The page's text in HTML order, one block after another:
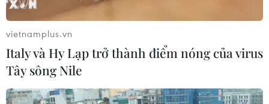
pháp luật không còn phù hợp
06/08/2026 09:59
Thanh Hóa dự kiến bắn pháo hoa vào
dịp Quốc khánh 2/9
vietnamplus.vn
Italy và Hy Lạp trở thành điểm nóng của virus
Tây sông Nile